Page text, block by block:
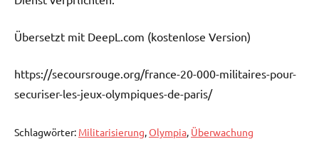
Übersetzt mit DeepL.com (kostenlose Version)
https://secoursrouge.org/france-20-000-militaires-pour-
securiser-les-jeux-olympiques-de-paris/
Schlagwörter: Militarisierung,Olympia, Überwachung